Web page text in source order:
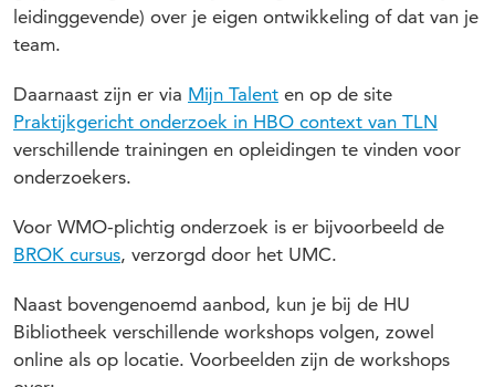
leidinggevende) over je eigen ontwikkeling of dat van je
team.
Daarnaast zijn er via Mijn Talent en op de site
Praktijkgericht onderzoek in HBO context van TLN
verschillende trainingen en opleidingen te vinden voor
onderzoekers.
Voor WMO-plichtig onderzoek is er bijvoorbeeld de
BROK cursus, verzorgd door het UMC.
Naast bovengenoemd aanbod, kun je bij de HU
Bibliotheek verschillende workshops volgen, zowel
online als op locatie. Voorbeelden zijn de workshops